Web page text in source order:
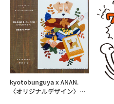
kyotobunguya x ANAN.
〈オリジナルデザイン〉